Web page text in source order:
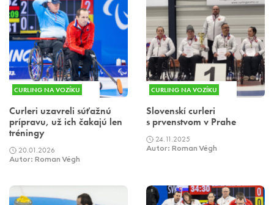
CURLING NA VOZÍKU
Curleri uzavreli súťažnú
prípravu, už ich čakajú len
tréningy
20.01.2026
Autor: Roman Végh
CURLING NA VOZÍKU
Slovenskí curleri
s prvenstvom v Prahe
24.11.2025
Autor: Roman Végh